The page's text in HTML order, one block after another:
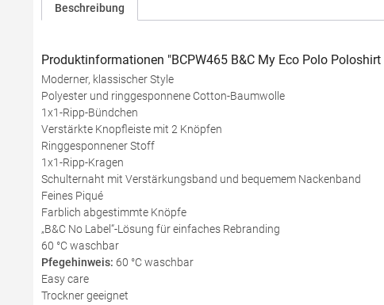
Beschreibung
Produktinformationen "BCPW465 B&C My Eco Polo
Moderner, klassischer Style
Polyester und ringgesponnene Cotton-Baumwolle
1x1-Ripp-Bündchen
Verstärkte Knopfleiste mit 2 Knöpfen
Ringgesponnener Stoff
1x1-Ripp-Kragen
Schulternaht mit Verstärkungsband und bequemem Nackenband
Feines Piqué
Farblich abgestimmte Knöpfe
„B&C No Label“-Lösung für einfaches Rebranding
60 °C waschbar
Pfegehinweis: 60 °C waschbar
Easy care
Trockner geeignet